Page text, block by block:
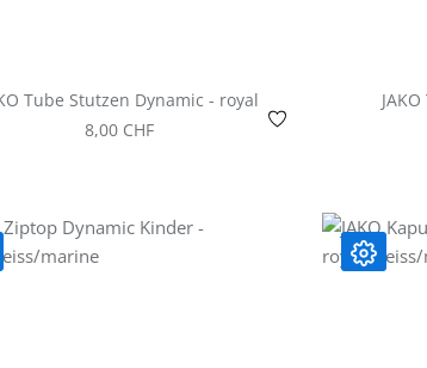
JAKO Tube Stutzen Dynamic - royal
Regulärer Preis:
8,00 CHF